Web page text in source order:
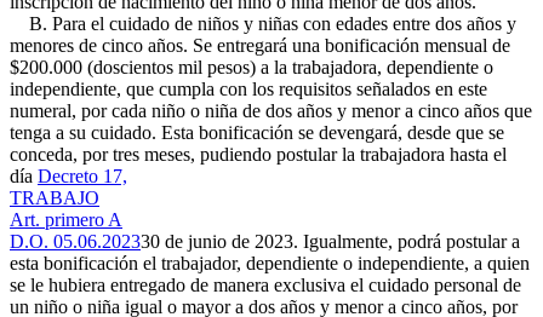
B. Para el cuidado de niños y niñas con edades entre dos años y
menores de cinco años. Se entregará una bonificación mensual de
$200.000 (doscientos mil pesos) a la trabajadora, dependiente o
independiente, que cumpla con los requisitos señalados en este
numeral, por cada niño o niña de dos años y menor a cinco años que
tenga a su cuidado. Esta bonificación se devengará, desde que se
conceda, por tres meses, pudiendo postular la trabajadora hasta el
día Decreto 17,
TRABAJO
Art. primero A
D.O. 05.06.202330 de junio de 2023. Igualmente, podrá postular a
esta bonificación el trabajador, dependiente o independiente, a quien
se le hubiera entregado de manera exclusiva el cuidado personal de
un niño o niña igual o mayor a dos años y menor a cinco años, por